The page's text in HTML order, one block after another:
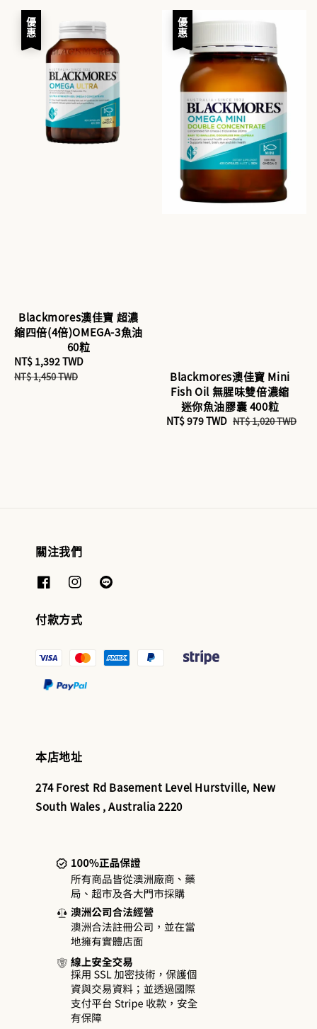
優惠
Blackmores澳佳寶 超濃
縮四倍(4倍)OMEGA-3魚油
60粒
Sale
price
NT$ 1,392 TWD
NT$ 1,450 TWD
優惠
Blackmores澳佳寶 Mini
Fish Oil 無腥味雙倍濃縮
迷你魚油膠囊 400粒
Sale
NT$ 979 TWD Regular
NT$ 1,020 TWD
關注我們
付款方式
本店地址
274 Forest Rd Basement Level Hurstville, New
South Wales , Australia 2220